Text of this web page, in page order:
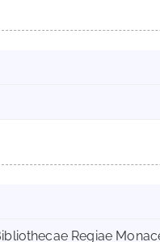
Regiae